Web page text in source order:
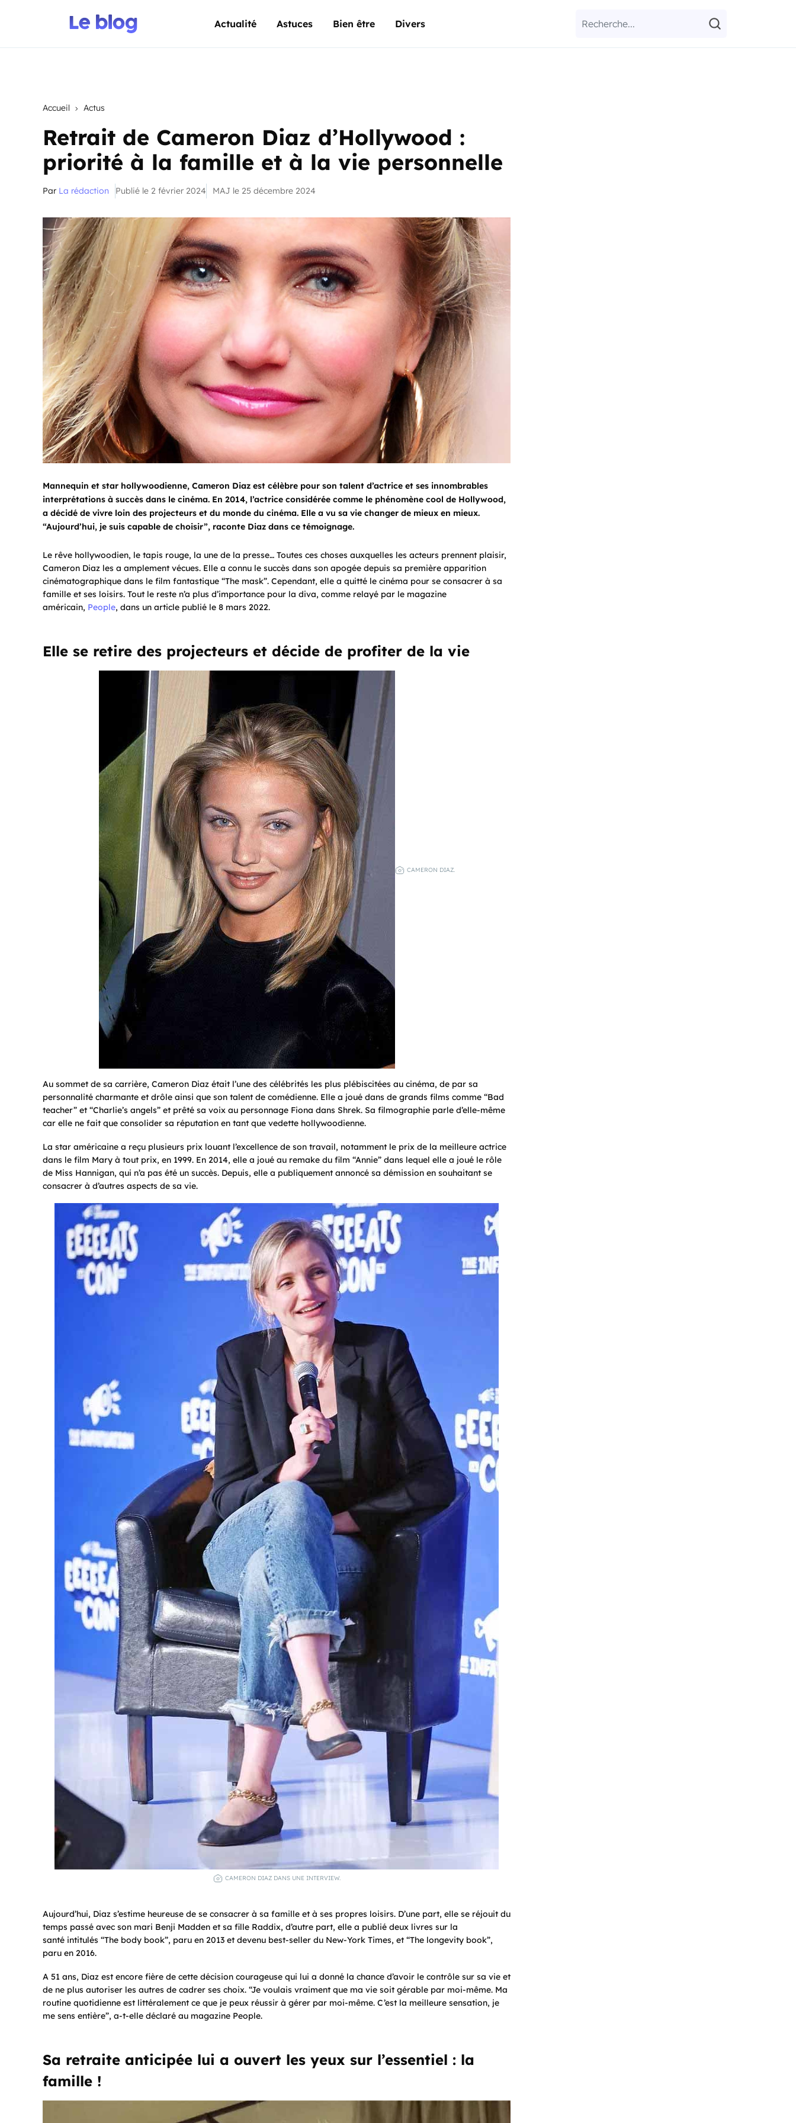
Actualité Astuces Bien être Divers
Accueil Actus
Retrait de Cameron Diaz d’Hollywood :
priorité à la famille et à la vie personnelle
Par La rédaction Publié le 2 février 2024 MAJ le 25 décembre 2024
Mannequin et star hollywoodienne, Cameron Diaz est célèbre pour son talent d’actrice et ses innombrables
interprétations à succès dans le cinéma. En 2014, l’actrice considérée comme le phénomène cool de Hollywood,
a décidé de vivre loin des projecteurs et du monde du cinéma. Elle a vu sa vie changer de mieux en mieux.
“Aujourd’hui, je suis capable de choisir”, raconte Diaz dans ce témoignage.
Le rêve hollywoodien, le tapis rouge, la une de la presse… Toutes ces choses auxquelles les acteurs prennent plaisir,
Cameron Diaz les a amplement vécues. Elle a connu le succès dans son apogée depuis sa première apparition
cinématographique dans le film fantastique “The mask”. Cependant, elle a quitté le cinéma pour se consacrer à sa
famille et ses loisirs. Tout le reste n’a plus d’importance pour la diva, comme relayé par le magazine
américain, People, dans un article publié le 8 mars 2022.
Elle se retire des projecteurs et décide de profiter de la vie
CAMERON DIAZ.
Au sommet de sa carrière, Cameron Diaz était l’une des célébrités les plus plébiscitées au cinéma, de par sa
personnalité charmante et drôle ainsi que son talent de comédienne. Elle a joué dans de grands films comme “Bad
teacher” et “Charlie’s angels” et prêté sa voix au personnage Fiona dans Shrek. Sa filmographie parle d’elle-même
car elle ne fait que consolider sa réputation en tant que vedette hollywoodienne.
La star américaine a reçu plusieurs prix louant l’excellence de son travail, notamment le prix de la meilleure actrice
dans le film Mary à tout prix, en 1999. En 2014, elle a joué au remake du film “Annie” dans lequel elle a joué le rôle
de Miss Hannigan, qui n’a pas été un succès. Depuis, elle a publiquement annoncé sa démission en souhaitant se
consacrer à d’autres aspects de sa vie.
CAMERON DIAZ DANS UNE INTERVIEW.
Aujourd’hui, Diaz s’estime heureuse de se consacrer à sa famille et à ses propres loisirs. D’une part, elle se réjouit du
temps passé avec son mari Benji Madden et sa fille Raddix, d’autre part, elle a publié deux livres sur la
santé intitulés “The body book”, paru en 2013 et devenu best-seller du New-York Times, et “The longevity book”,
paru en 2016.
A 51 ans, Diaz est encore fière de cette décision courageuse qui lui a donné la chance d’avoir le contrôle sur sa vie et
de ne plus autoriser les autres de cadrer ses choix. “Je voulais vraiment que ma vie soit gérable par moi-même. Ma
routine quotidienne est littéralement ce que je peux réussir à gérer par moi-même. C’est la meilleure sensation, je
me sens entière”, a-t-elle déclaré au magazine People.
Sa retraite anticipée lui a ouvert les yeux sur l’essentiel : la
famille !